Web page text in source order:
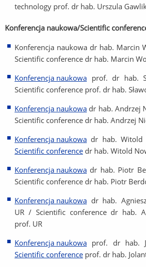
technology prof. dr hab. Urszula
Konferencja naukowa/Scientific
Konferencja naukowa dr hab. Marcin
Scientific conference dr hab. Marcin
Konferencja naukowa prof. dr hab.
Scientific conference prof. dr hab.
Konferencja naukowa dr hab. Andrzej
Scientific conference dr hab. Andrzej
Konferencja naukowa dr hab.
Scientific conference dr hab. Witold
Konferencja naukowa dr hab. Piotr
Scientific conference dr hab. Piotr
Konferencja naukowa dr hab.
UR / Scientific conference dr hab.
prof. UR
Konferencja naukowa prof. dr hab.
Scientific conference prof. dr hab.